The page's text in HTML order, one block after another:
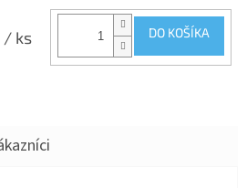
/ ks DO KOŠÍKA